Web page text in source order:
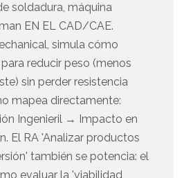
soldadura, máquina
EN EL CAD/CAE.
simula cómo
reducir peso (menos
sin perder resistencia
mapea directamente:
Ingenieril → Impacto en
El RA 'Analizar productos
también se potencia: el
evaluar la 'viabilidad